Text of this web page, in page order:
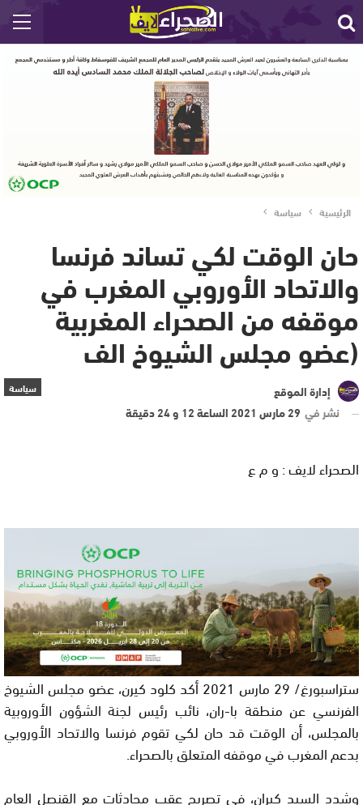
الرئيسية سياسة
حان الوقت لكي تساند فرنسا
والاتحاد الأوروبي المغرب في
موقفه من الصحراء المغربية
(عضو مجلس الشيوخ الف
سياسة
إدارة الموقع
نشر في 29 مارس 2021 الساعة 12 و 24 دقيقة
الصحراء لايف : و م ع
ستراسبورغ/ 29 مارس 2021 أكد كلود كيرن، عضو مجلس الشيوخ
الفرنسي عن منطقة با-ران، نائب رئيس لجنة الشؤون الأوروبية
بالمجلس، أن الوقت قد حان لكي تقوم فرنسا والاتحاد الأوروبي
بدعم المغرب في موقفه المتعلق بالصحراء.
وشدد السيد كيران، في تصريح عقب محادثات مع القنصل العام